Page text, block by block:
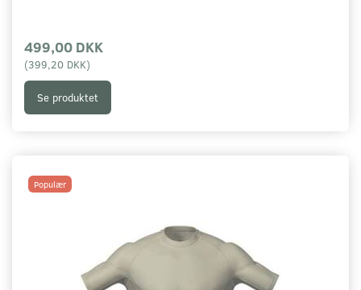
499,00 DKK
(399,20 DKK)
Se produktet
Populær